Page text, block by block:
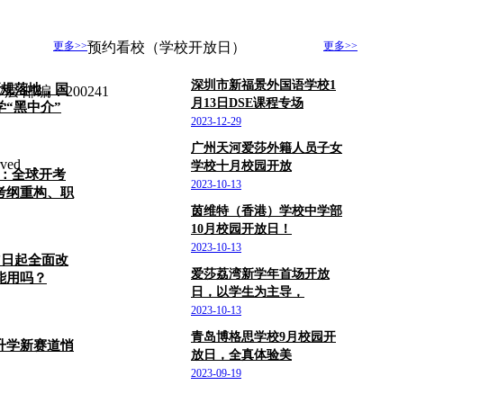
更多>>
落地，国
“黑中介”
全球开考
纲重构、职
起全面改
用吗？
学新赛道悄
预约看校（学校开放日） 更多>>
深圳市新福景外国语学校1
月13日DSE课程专场
2023-12-29
广州天河爱莎外籍人员子女
学校十月校园开放
2023-10-13
茵维特（香港）学校中学部
10月校园开放日！
2023-10-13
爱莎荔湾新学年首场开放
日，以学生为主导，
2023-10-13
青岛博格思学校9月校园开
放日，全真体验美
2023-09-19
邮编：200241